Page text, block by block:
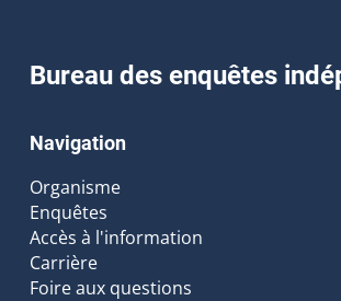
Bureau des enquêtes
Navigation
Organisme
Enquêtes
Accès à l'information
Carrière
Foire aux questions